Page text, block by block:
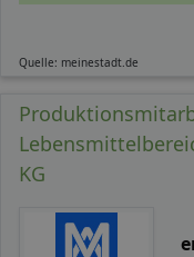
Quelle: meinestadt.de
KG